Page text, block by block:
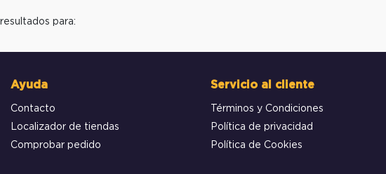
para:
Ayuda
Contacto
Localizador de tiendas
Comprobar pedido
Servicio al cliente
Términos y Condiciones
Política de privacidad
Política de Cookies